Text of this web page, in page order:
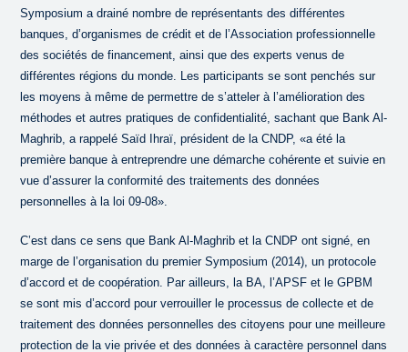
Symposium a drainé nombre de représentants des différentes
banques, d’organismes de crédit et de l’Association professionnelle
des sociétés de financement, ainsi que des experts venus de
différentes régions du monde. Les participants se sont penchés sur
les moyens à même de permettre de s’atteler à l’amélioration des
méthodes et autres pratiques de confidentialité, sachant que Bank Al-
Maghrib, a rappelé Saïd Ihraï, président de la CNDP, «a été la
première banque à entreprendre une démarche cohérente et suivie en
vue d’assurer la conformité des traitements des données
personnelles à la loi 09-08».
C’est dans ce sens que Bank Al-Maghrib et la CNDP ont signé, en
marge de l’organisation du premier Symposium (2014), un protocole
d’accord et de coopération. Par ailleurs, la BA, l’APSF et le GPBM
se sont mis d’accord pour verrouiller le processus de collecte et de
traitement des données personnelles des citoyens pour une meilleure
protection de la vie privée et des données à caractère personnel dans